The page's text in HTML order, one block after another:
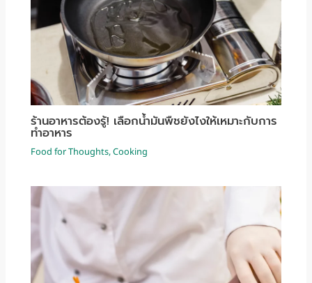
ร้านอาหารต้องรู้! เลือกน้ำมันพืชยังไงให้เหมาะกับการ
ทำอาหาร
Food for Thoughts,Cooking